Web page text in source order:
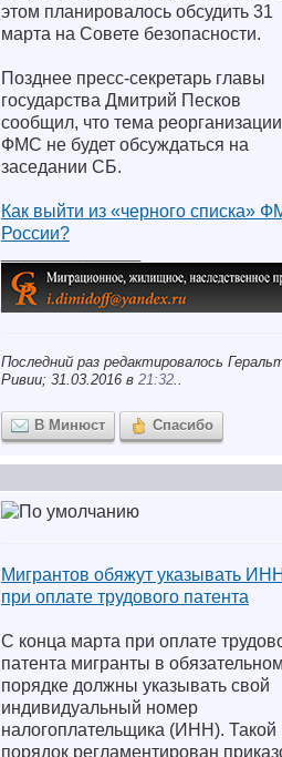
этом планировалось обсудить 31
марта на Совете безопасности.
Позднее пресс-секретарь главы
государства Дмитрий Песков
сообщил, что тема реорганизации
ФМС не будет обсуждаться на
заседании СБ.
Как выйти из «черного списка»
России?
Последний раз редактировалось
Ривии; 31.03.2016 в 21:32..
В Минюст Спасибо
Мигрантов обяжут указывать
при оплате трудового патента
С конца марта при оплате
патента мигранты в
порядке должны указывать свой
индивидуальный номер
налогоплательщика (ИНН). Такой
порядок регламентирован